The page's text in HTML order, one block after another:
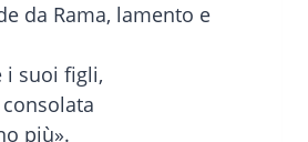
da Rama, lamento e
i suoi figli,
più».